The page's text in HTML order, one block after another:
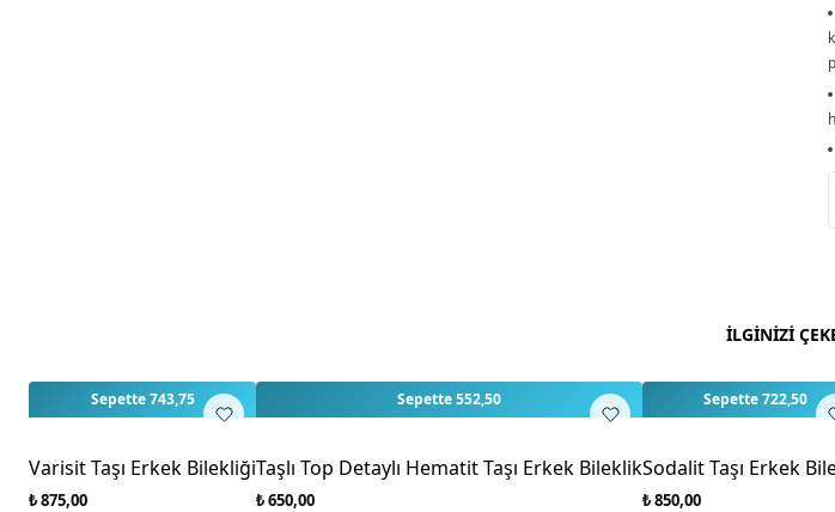
İLGİNİZİ
Sepette 743,75
Varisit Taşı Erkek Bilekliği
₺ 875,00
Sepette 552,50
Taşlı Top Detaylı Hematit Taşı Erkek Bileklik
₺ 650,00
Sepette 722,50
Sodalit Taşı Erkek
₺ 850,00